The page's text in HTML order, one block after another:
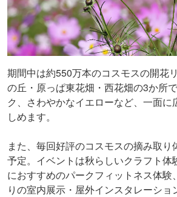
期間中は約550万本のコスモスの開花
の丘・原っぱ東花畑・西花畑の3か所
ク、さわやかなイエローなど、一面に
しめます。
また、毎回好評のコスモスの摘み取り
予定。イベントは秋らしいクラフト体
におすすめのパークフィットネス体験
りの室内展示・屋外インスタレーショ